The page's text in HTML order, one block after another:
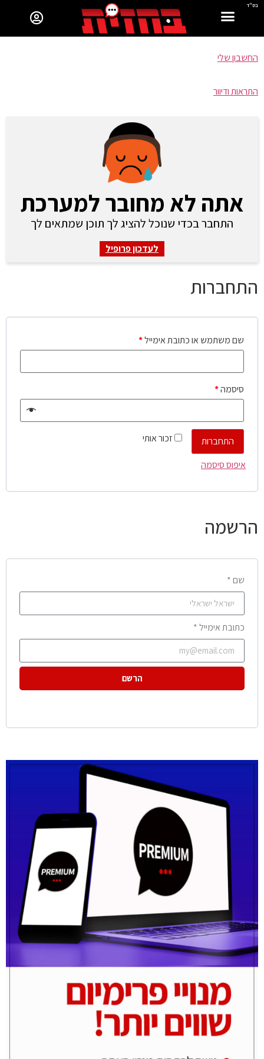
בס"ד
החשבון שלי
התראות ודיוור
אתה לא מחובר למערכת
התחבר בכדי שנוכל להציג לך תוכן שמתאים לך
לעדכון פרופיל
התחברות
שם משתמש או כתובת אימייל*
סיסמה*
זכור אותי
התחברות
איפוס סיסמה
הרשמה
שם *
כתובת אימייל *
הרשם